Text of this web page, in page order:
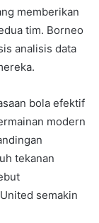
memberikan
tim. Borneo
analisis data
bola efektif
modern
tekanan
semakin